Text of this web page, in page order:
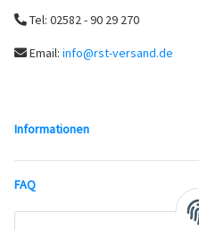
Tel: 02582 - 90 29 270
Email: info@rst-versand.de
Informationen
FAQ